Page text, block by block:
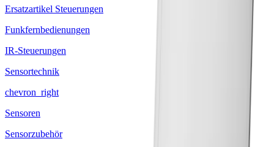
Ersatzartikel Steuerungen
Funkfernbedienungen
IR-Steuerungen
Sensortechnik
chevron_right
Sensoren
Sensorzubehör